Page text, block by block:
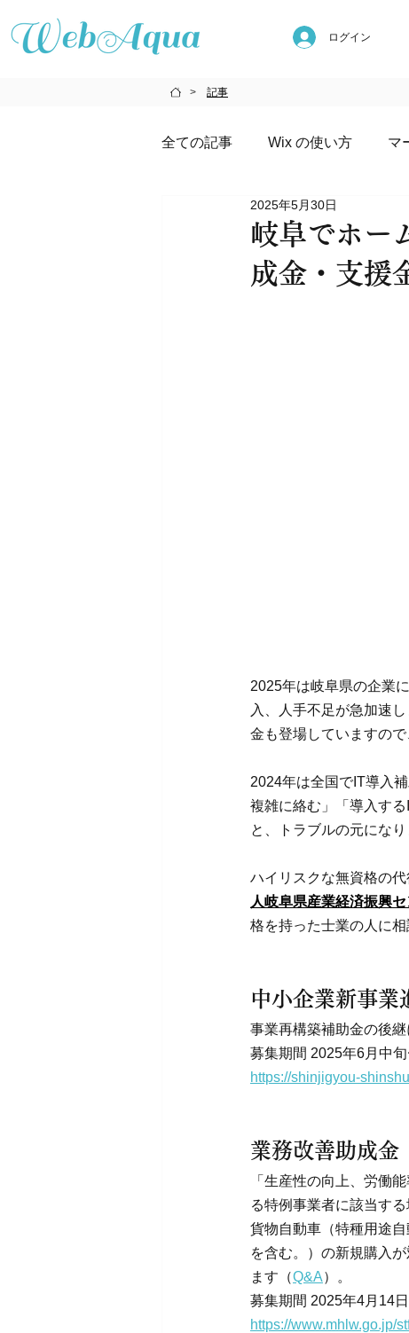
ログイン
> 記事
全ての記事 Wix の使い方 マ
AIの使い方 メディア掲載
岐阜でホー
成金・支援
2025年5月30日
2025年は岐阜県の企業
入、人手不足が急加速
金も登場していますの
2024年は全国でIT導入
複雑に絡む」「導入す
と、トラブルの元になり
ハイリスクな無資格の
人岐阜県産業経済振興
格を持った士業の人に相
中小企業新事業
事業再構築補助金の後継
募集期間 2025年6月中旬
https://shinjigyou-
業務改善助成金
「生産性の向上、労働
る特例事業者に該当す
貨物自動車（特種用途
を含む。）の新規購入
ます（Q&A）。
募集期間 2025年4月14
https://www.mhlw.go.jp/